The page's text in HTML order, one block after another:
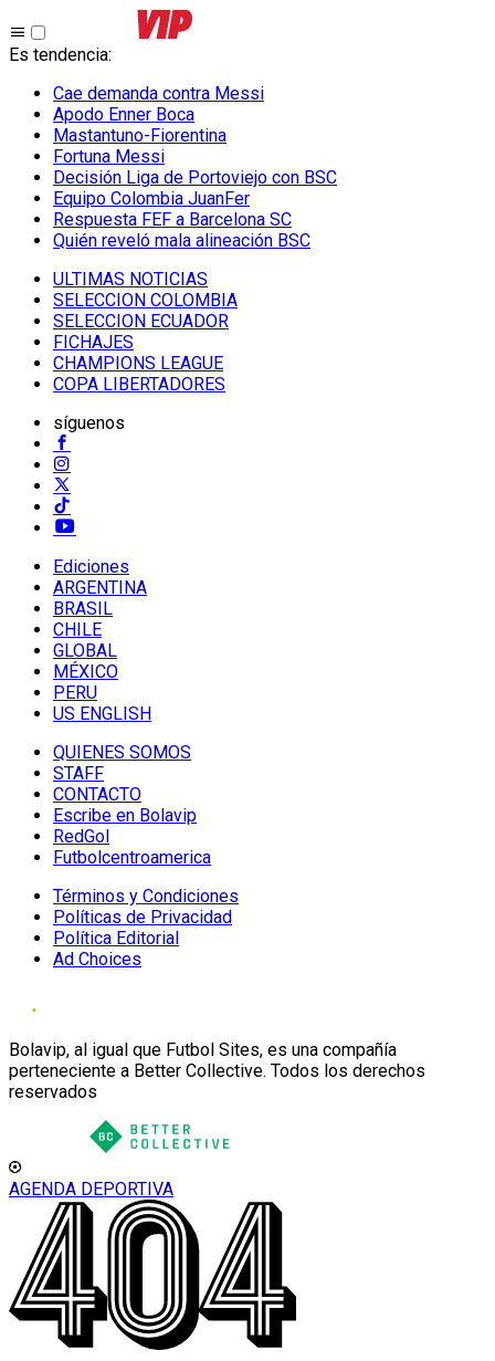
Es tendencia:
Cae demanda contra Messi
Apodo Enner Boca
Mastantuno-Fiorentina
Fortuna Messi
Decisión Liga de Portoviejo con BSC
Equipo Colombia JuanFer
Respuesta FEF a Barcelona SC
Quién reveló mala alineación BSC
ULTIMAS NOTICIAS
SELECCION COLOMBIA
SELECCION ECUADOR
FICHAJES
CHAMPIONS LEAGUE
COPA LIBERTADORES
síguenos
Ediciones
ARGENTINA
BRASIL
CHILE
GLOBAL
MÉXICO
PERU
US ENGLISH
QUIENES SOMOS
STAFF
CONTACTO
Escribe en Bolavip
RedGol
Futbolcentroamerica
Términos y Condiciones
Políticas de Privacidad
Política Editorial
Ad Choices
Bolavip, al igual que Futbol Sites, es una compañía
perteneciente a Better Collective. Todos los derechos
reservados
AGENDA DEPORTIVA